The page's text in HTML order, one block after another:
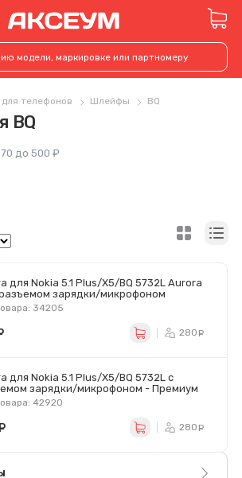
телефонов Шлейфы BQ
BQ
до 500 ₽
для Nokia 5.1 Plus/X5/BQ 5732L Aurora
разъемом зарядки/микрофоном
34205
280
для Nokia 5.1 Plus/X5/BQ 5732L с
зарядки/микрофоном - Премиум
42920
280